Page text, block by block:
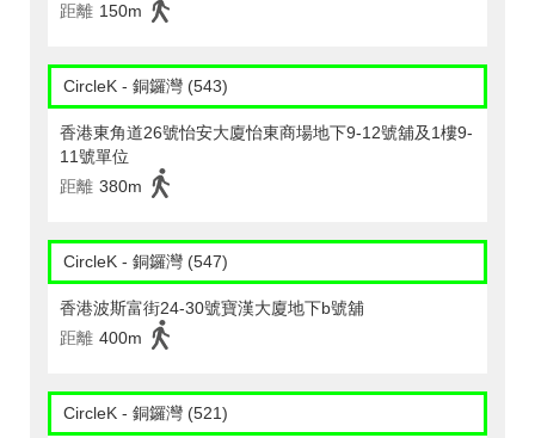
距離 150m
CircleK - 銅鑼灣 (543)
香港東角道26號怡安大廈怡東商場地下9-12號舖及1樓9-
11號單位
距離 380m
CircleK - 銅鑼灣 (547)
香港波斯富街24-30號寶漢大廈地下b號舖
距離 400m
CircleK - 銅鑼灣 (521)